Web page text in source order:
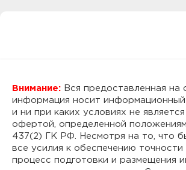
Внимание: Вся предоставленная на
информация носит информационный
и ни при каких условиях не
офертой, определенной
437(2) ГК РФ. Несмотря на то, что
все усилия к обеспечению точности
процесс подготовки и размещения